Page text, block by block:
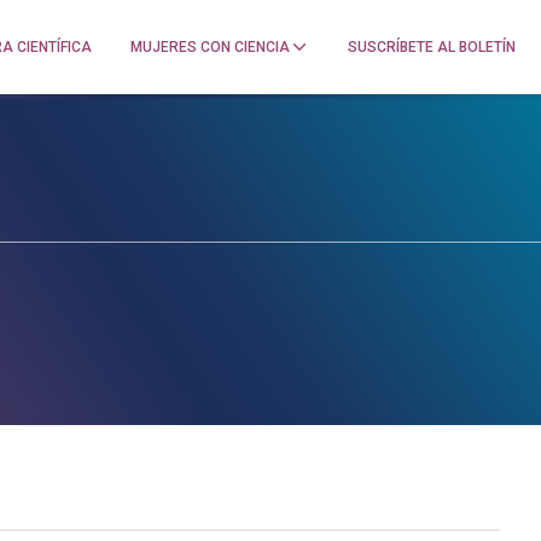
CIENTÍFICA MUJERES CON CIENCIA SUSCRÍBETE AL BOLETÍN